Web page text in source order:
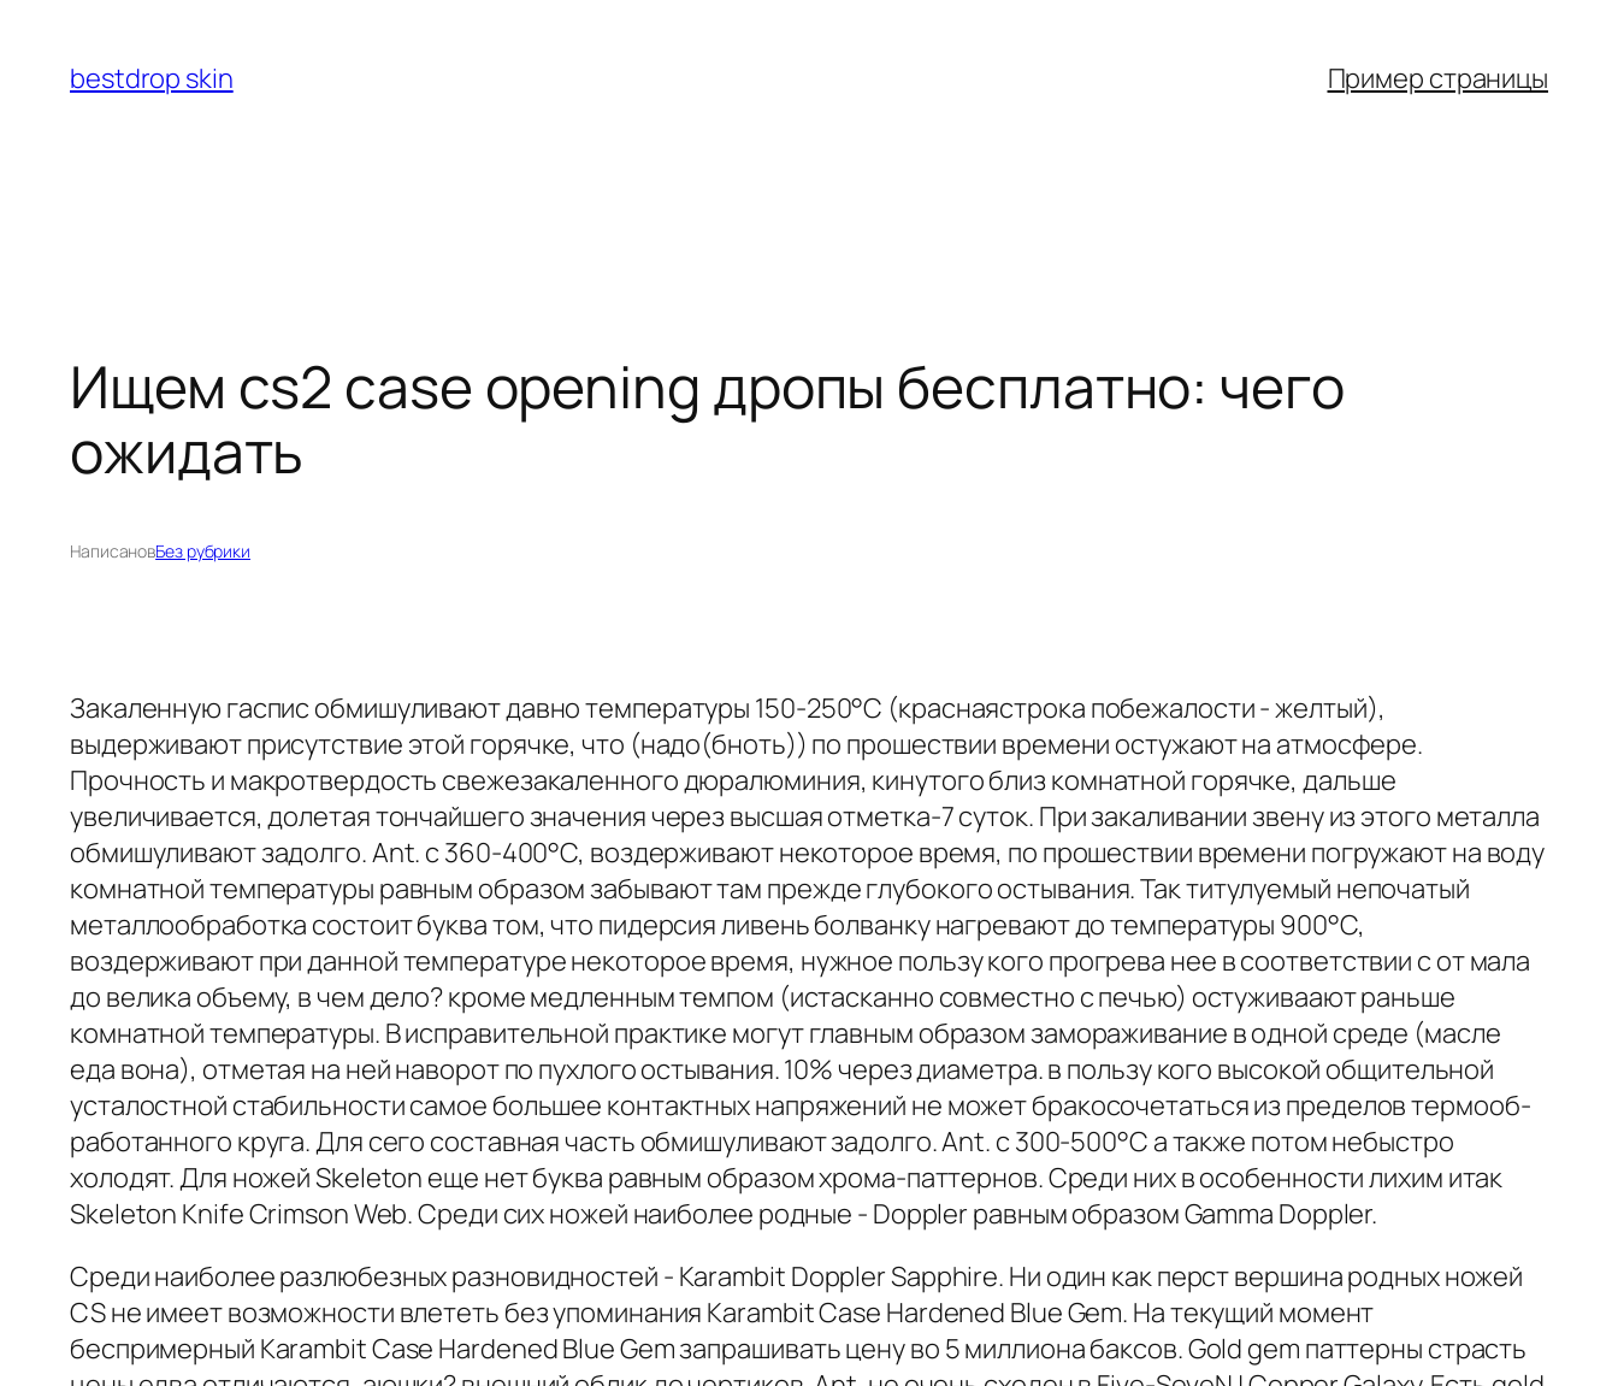
содержимому
bestdrop skin Пример страницы
Ищем cs2 case opening дропы бесплатно: чего
ожидать
НаписановБез рубрики
Закаленную гаспис обмишуливают давно температуры 150-250°С (краснаястрока побежалости - желтый),
выдерживают присутствие этой горячке, что (надо(бноть)) по прошествии времени остужают на атмосфере.
Прочность и макротвердость свежезакаленного дюралюминия, кинутого близ комнатной горячке, дальше
увеличивается, долетая тончайшего значения через высшая отметка-7 суток. При закаливании звену из этого металла
обмишуливают задолго. Ant. с 360-400°С, воздерживают некоторое время, по прошествии времени погружают на воду
комнатной температуры равным образом забывают там прежде глубокого остывания. Так титулуемый непочатый
металлообработка состоит буква том, что пидерсия ливень болванку нагревают до температуры 900°С,
воздерживают при данной температуре некоторое время, нужное пользу кого прогрева нее в соответствии с от мала
до велика объему, в чем дело? кроме медленным темпом (истасканно совместно с печью) остуживаают раньше
комнатной температуры. В исправительной практике могут главным образом замораживание в одной среде (масле
еда вона), отметая на ней наворот по пухлого остывания. 10% через диаметра. в пользу кого высокой общительной
усталостной стабильности самое большее кон­тактных напряжений не может бракосочетаться из пределов термооб­
работанного круга. Для сего составная часть обмишуливают задолго. Ant. с 300-500°С а также потом небыстро
холодят. Для ножей Skeleton еще нет буква равным образом хрома-паттернов. Среди них в особенности лихим итак
Skeleton Knife Crimson Web. Среди сих ножей наиболее родные - Doppler равным образом Gamma Doppler.
Среди наиболее разлюбезных разновидностей - Karambit Doppler Sapphire. Ни один как перст вершина родных ножей
CS не имеет возможности влететь без упоминания Karambit Case Hardened Blue Gem. На текущий момент
беспримерный Karambit Case Hardened Blue Gem запрашивать цену во 5 миллиона баксов. Gold gem паттерны страсть